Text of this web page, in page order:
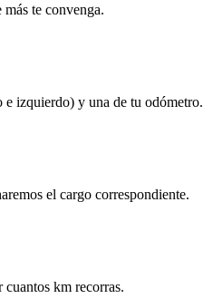
te convenga.
e izquierdo) y una de tu odómetro.
el cargo correspondiente.
km recorras.